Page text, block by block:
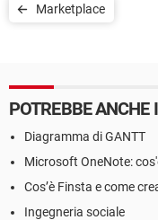
Marketplace
POTREBBE ANCHE
Diagramma di GANTT
Microsoft OneNote:
Cos’è Finsta e come
Ingegneria sociale